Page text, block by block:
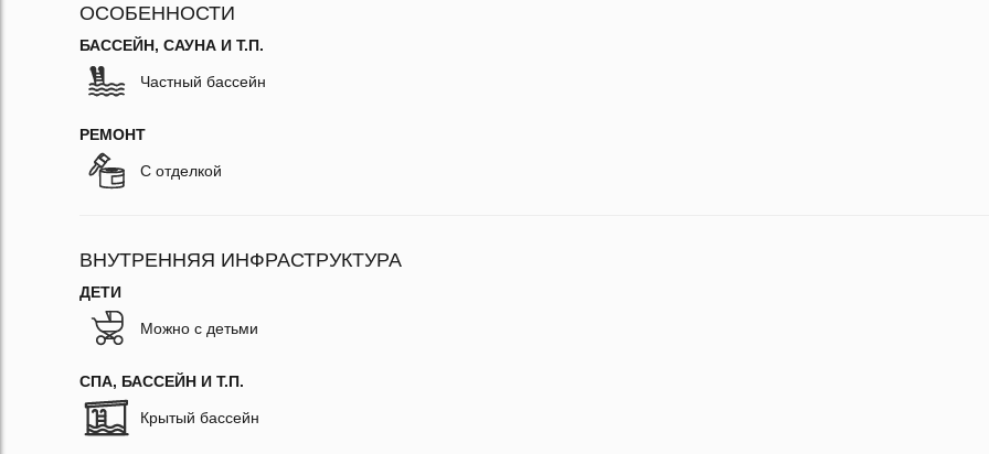
ОСОБЕННОСТИ
БАССЕЙН, САУНА И Т.П.
Частный бассейн
РЕМОНТ
С отделкой
ВНУТРЕННЯЯ ИНФРАСТРУКТУРА
ДЕТИ
Можно с детьми
СПА, БАССЕЙН И Т.П.
Крытый бассейн